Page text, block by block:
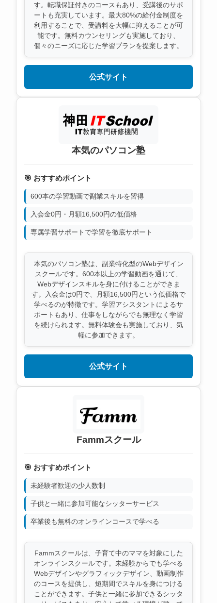
す。転職保証付きのコースもあり、受講後のサポ
ートも充実しています。最大80%の給付金制度を
利用することで、受講料を大幅に抑えることが可
能です。無料カウンセリングも実施しており、
個々のニーズに応じた学習プランを提案します。
公式サイト
本気のパソコン塾
🎯 おすすめポイント
600本の学習動画で副業スキルを習得
入会金0円・月額16,500円の低価格
専属学習サポートで学習を徹底サポート
本気のパソコン塾は、副業特化型のWebデザイン
スクールです。600本以上の学習動画を通じて、
Webデザインスキルを身に付けることができま
す。入会金は0円で、月額16,500円という低価格で
学べるのが特徴です。学習アシスタントによるサ
ポートもあり、仕事をしながらでも無理なく学習
を続けられます。無料体験会も実施しており、気
軽に参加できます。
公式サイト
Fammスクール
🎯 おすすめポイント
未経験者歓迎の少人数制
子供と一緒に参加可能なシッターサービス
卒業後も無料のオンラインコースで学べる
Fammスクールは、子育て中のママを対象にした
オンラインスクールです。未経験からでも学べる
Webデザインやグラフィックデザイン、動画制作
のコースを提供し、短期間でスキルを身につける
ことができます。子供と一緒に参加できるシッタ